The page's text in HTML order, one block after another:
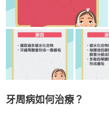
牙周病如何治療？